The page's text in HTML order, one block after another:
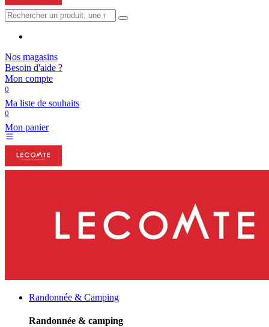
Nos magasins
Besoin d'aide ?
Mon compte
0
Ma liste de souhaits
0
Mon panier
Randonnée & Camping
Randonnée & camping